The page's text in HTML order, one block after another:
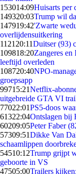
153014:09Huisarts per
149320:03Trump wil
147919:42'Zwarte
overlijdensuitkering
1121 20:11Duitser (93)
109818:20Zangeres
leeftijd overleden
108720:40NPO-
groepsapp
99715:21Netflix-
uitgebreide GTA VI
77022:01PS5-doos
61322:04Ontslagen bij
60209:05Peter Faber
57309:51Dikke Van
schaamlippen
54510:12Trump grijpt
geboorte in VS
47505:00Trailers